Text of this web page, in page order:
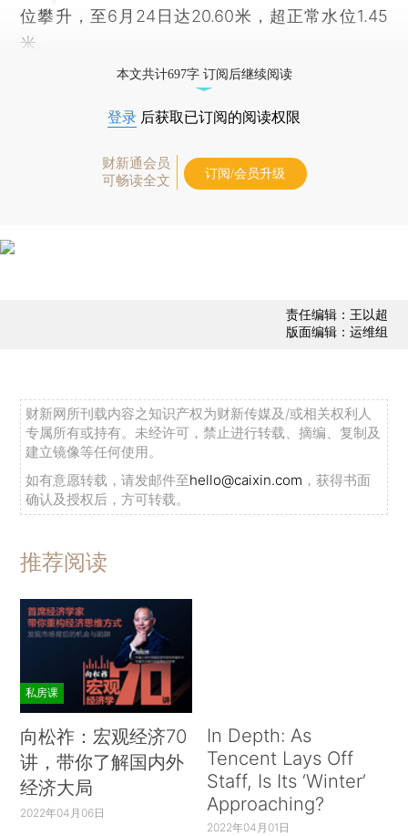
位攀升，至6月24日达20.60米，超正常水位1.45
米。
本文共计697字 订阅后继续阅读
登录 后获取已订阅的阅读权限
财新通会员
可畅读全文
订阅/会员升级
责任编辑：王以超
版面编辑：运维组
财新网所刊载内容之知识产权为财新传媒及/或相关权利人
专属所有或持有。未经许可，禁止进行转载、摘编、复制及
建立镜像等任何使用。
如有意愿转载，请发邮件至hello@caixin.com ，获得书面
确认及授权后，方可转载。
推荐阅读
私房课
向松祚：宏观经济70
讲，带你了解国内外
经济大局
2022年04月06日
In Depth: As
Tencent Lays Off
Staff, Is Its ‘Winter’
Approaching?
2022年04月01日